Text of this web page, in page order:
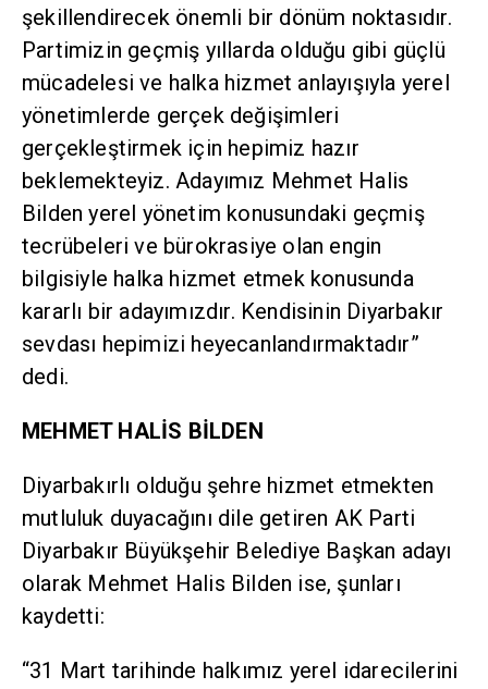
şekillendirecek önemli bir dönüm noktasıdır.
Partimizin geçmiş yıllarda olduğu gibi güçlü
mücadelesi ve halka hizmet anlayışıyla yerel
yönetimlerde gerçek değişimleri
gerçekleştirmek için hepimiz hazır
beklemekteyiz. Adayımız Mehmet Halis
Bilden yerel yönetim konusundaki geçmiş
tecrübeleri ve bürokrasiye olan engin
bilgisiyle halka hizmet etmek konusunda
kararlı bir adayımızdır. Kendisinin Diyarbakır
sevdası hepimizi heyecanlandırmaktadır”
dedi.
MEHMET HALİS BİLDEN
Diyarbakırlı olduğu şehre hizmet etmekten
mutluluk duyacağını dile getiren AK Parti
Diyarbakır Büyükşehir Belediye Başkan adayı
olarak Mehmet Halis Bilden ise, şunları
kaydetti:
“31 Mart tarihinde halkımız yerel idarecilerini